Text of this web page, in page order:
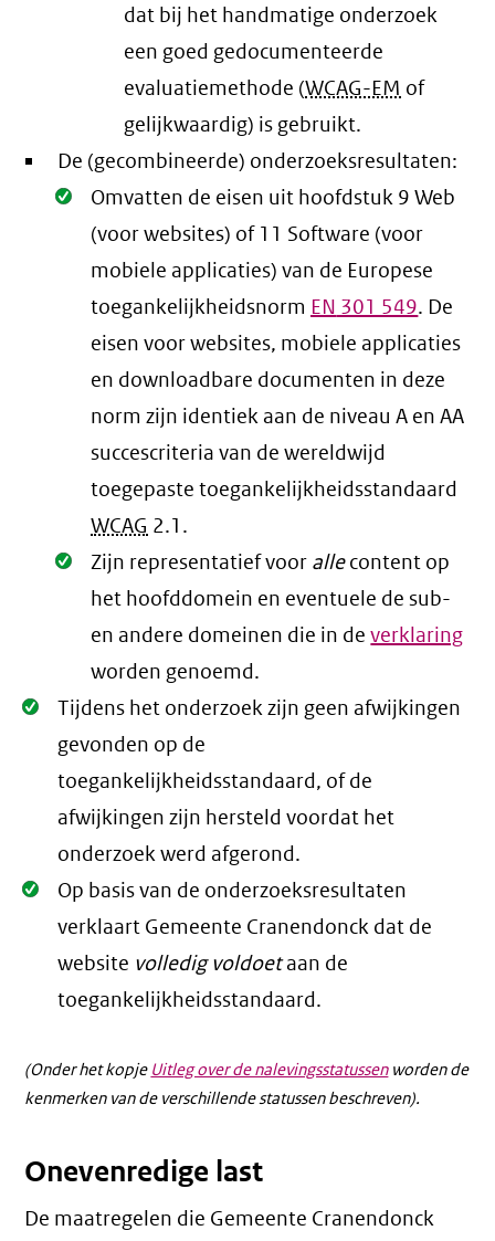
dat bij het handmatige onderzoek
een goed gedocumenteerde
evaluatiemethode (WCAG-EM of
gelijkwaardig) is gebruikt.
De (gecombineerde) onderzoeksresultaten:
Oké.
Omvatten de eisen uit hoofdstuk 9 Web
(voor websites) of 11 Software (voor
mobiele applicaties) van de Europese
toegankelijkheidsnorm EN 301 549. De
eisen voor websites, mobiele applicaties
en downloadbare documenten in deze
norm zijn identiek aan de niveau A en AA
succescriteria van de wereldwijd
toegepaste toegankelijkheidsstandaard
WCAG 2.1 .
Oké.
Zijn representatief voor allecontent op
het hoofddomein en eventuele de sub-
en andere domeinen die in deverklaring
worden genoemd.
Oké.
Tijdens het onderzoek zijn geen afwijkingen
gevonden op de
toegankelijkheidsstandaard, of de
afwijkingen zijn hersteld voordat het
onderzoek werd afgerond.
Oké.
Op basis van de onderzoeksresultaten
verklaart Gemeente Cranendonck dat de
website volledig voldoetaan de
toegankelijkheidsstandaard.
(Onder het kopje Uitleg over de nalevingsstatussenworden de
kenmerken van de verschillende statussen beschreven).
Onevenredige last
De maatregelen die Gemeente Cranendonck